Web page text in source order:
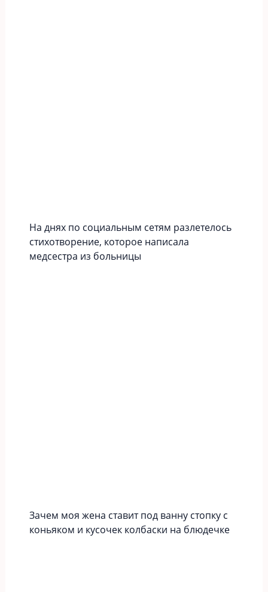
На днях по социальным сетям разлетелось
стихотворение, которое написала
медсестра из больницы
Зачем моя жена ставит под ванну стопку с
коньяком и кусочек колбаски на блюдечке